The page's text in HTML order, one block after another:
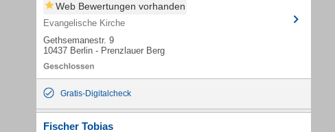
Web Bewertungen vorhanden
Evangelische Kirche
Gethsemanestr. 9
10437 Berlin - Prenzlauer Berg
Gratis-Digitalcheck
Fischer Tobias